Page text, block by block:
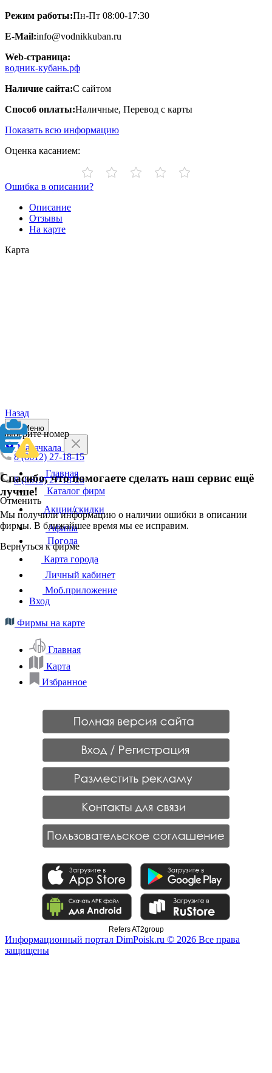
Режим работы:Пн-Пт 08:00-17:30
E-Mail:info@vodnikkuban.ru
Web-страница:
водник-кубань.рф
Наличие сайта:С сайтом
Способ оплаты:Наличные, Перевод с карты
Показать всю информацию
Оценка касанием:
Ошибка в описании?
Описание
Отзывы
На карте
Карта
Назад
Выберите номер
8 (8612) 27-18-15
8 (8612) 27-18-26
Отменить
Спасибо, что помогаете сделать наш сервис ещё
лучше!
Мы получили информацию о наличии ошибки в описании
фирмы. В ближайшее время мы ее исправим.
Вернуться к фирме
Меню
Махачкала
Главная
Каталог фирм
Акции/скидки
Афиша
Погода
Карта города
Личный кабинет
Моб.приложение
Вход
Фирмы на карте
Главная
Карта
Избранное
Refers AT2group
Информационный портал DimPoisk.ru © 2026 Все права
защищены